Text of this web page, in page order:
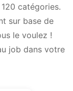
catégories.
sur base de
le voulez !
job dans votre